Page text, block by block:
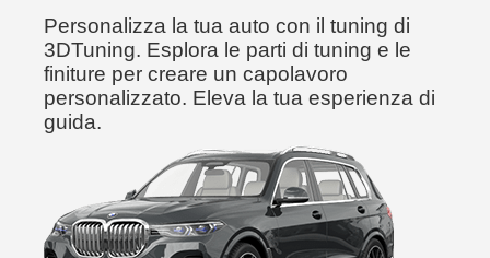
Personalizza la tua auto con il tuning di
3DTuning. Esplora le parti di tuning e le
finiture per creare un capolavoro
personalizzato. Eleva la tua esperienza di
guida.